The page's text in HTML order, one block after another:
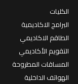
الكليات
البرامج الاكاديمية
الطاقم الاكاديمي
التقويم الأكاديمي
المساقات المطروحة
الهواتف الداخلية